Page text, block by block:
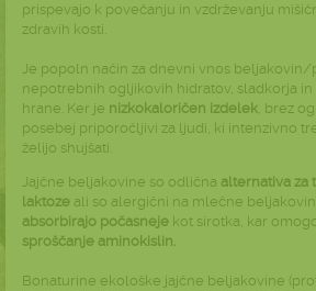
prispevajo k povečanju in vzdrževanju
zdravih kosti.
Je popoln način za dnevni vnos beljakovin/
nepotrebnih ogljikovih hidratov, sladkorja
hrane. Ker je nizkokaloričen izdelek, brez
posebej priporočljivi za ljudi, ki intenzivno
želijo shujšati.
Jajčne beljakovine so odlična alternativa za
laktoze ali so alergični na mlečne
absorbirajo počasneje kot sirotka, kar
sproščanje aminokislin.
Bonaturine ekološke jajčne beljakovine